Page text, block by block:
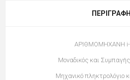
ΠΕΡΙΓΡΑΦΉ
ΑΡΙΘΜΟΜΗΧΑΝΗ i-
Μοναδικός και
Μηχανικό πληκτρολόγιο